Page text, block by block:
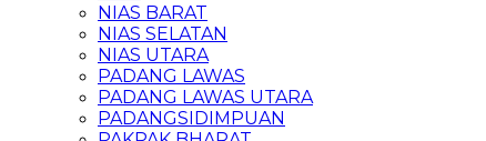
NIAS BARAT
NIAS SELATAN
NIAS UTARA
PADANG LAWAS
PADANG LAWAS UTARA
PADANGSIDIMPUAN